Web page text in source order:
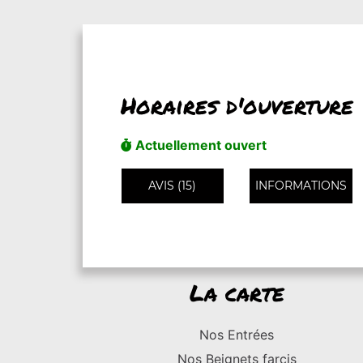
Horaires d'ouverture
Actuellement ouvert
AVIS (15) INFORMATIONS
La carte
Nos Entrées
Nos Beignets farcis